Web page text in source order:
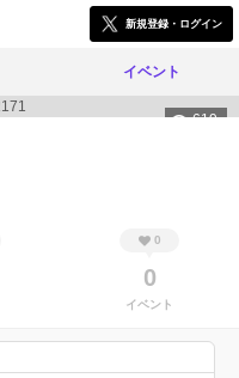
新規登録・ログイン
イベント
619
0
0
イベント